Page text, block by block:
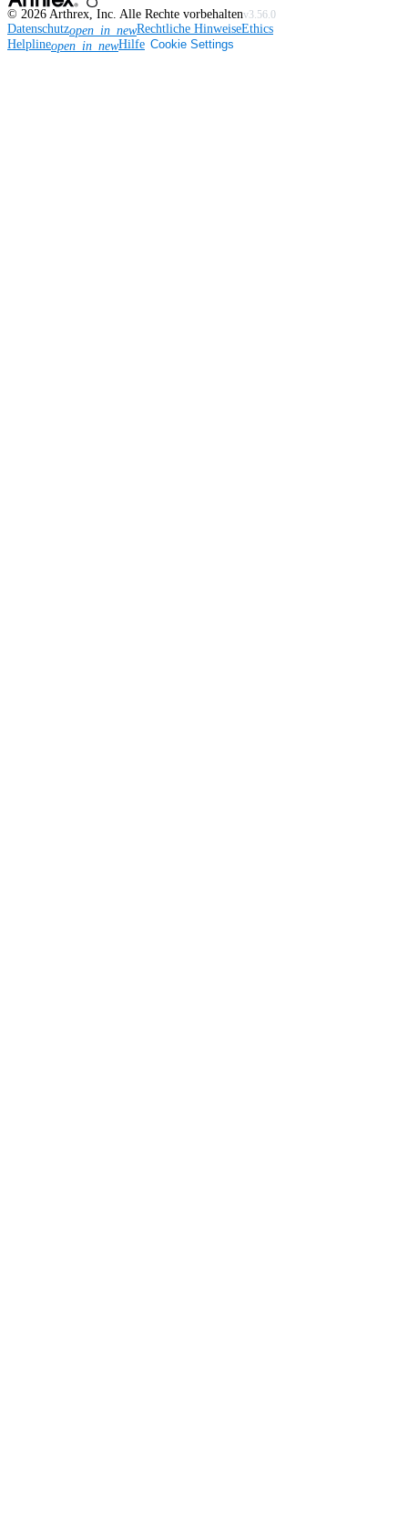
© 2026 Arthrex, Inc. Alle Rechte vorbehaltenv3.56.0
Datenschutzopen_in_newRechtliche HinweiseEthics
Helplineopen_in_newHilfe Cookie Settings